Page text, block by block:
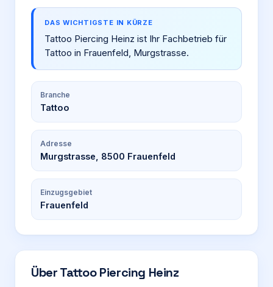
DAS WICHTIGSTE IN KÜRZE
Tattoo Piercing Heinz ist Ihr Fachbetrieb für
Tattoo in Frauenfeld, Murgstrasse.
Branche
Tattoo
Adresse
Murgstrasse, 8500 Frauenfeld
Einzugsgebiet
Frauenfeld
ÜberTattoo Piercing Heinz